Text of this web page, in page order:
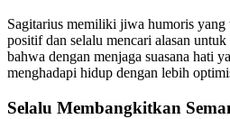
Sagitarius memiliki jiwa humoris
positif dan selalu mencari alasan
bahwa dengan menjaga suasana hati
menghadapi hidup dengan lebih
Selalu Membangkitkan